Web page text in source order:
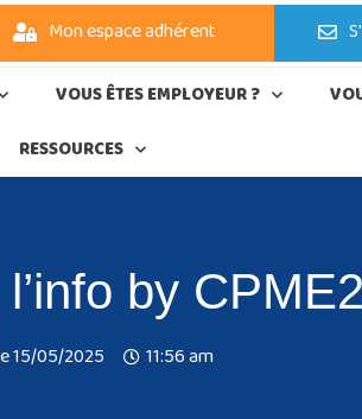
Mon espace adhérent
VOUS ÊTES EMPLOYEUR ?
RESSOURCES
by
15/05/2025 11:56 am